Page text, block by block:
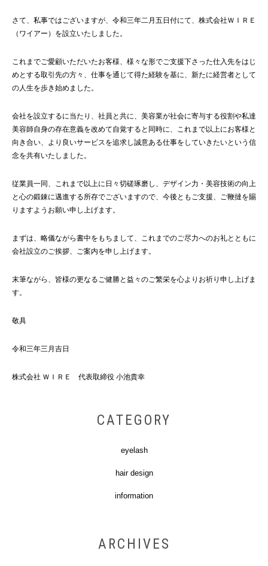
さて、私事ではございますが、令和三年二月五日付にて、株式会社ＷＩＲＥ
（ワイアー）を設立いたしました。
これまでご愛顧いただいたお客様、様々な形でご支援下さった仕入先をはじ
めとする取引先の方々、仕事を通じて得た経験を基に、新たに経営者として
の人生を歩き始めました。
会社を設立するに当たり、社員と共に、美容業が社会に寄与する役割や私達
美容師自身の存在意義を改めて自覚すると同時に、これまで以上にお客様と
向き合い、より良いサービスを追求し誠意ある仕事をしていきたいという信
念を共有いたしました。
従業員一同、これまで以上に日々切磋琢磨し、デザイン力・美容技術の向上
と心の鍛錬に邁進する所存でございますので、今後ともご支援、ご鞭撻を賜
りますようお願い申し上げます。
まずは、略儀ながら書中をもちまして、これまでのご尽力へのお礼とともに
会社設立のご挨拶、ご案内を申し上げます。
末筆ながら、皆様の更なるご健勝と益々のご繁栄を心よりお祈り申し上げま
す。
敬具
令和三年三月吉日
株式会社 ＷＩＲＥ 代表取締役 小池貴幸
CATEGORY
eyelash
hair design
information
ARCHIVES